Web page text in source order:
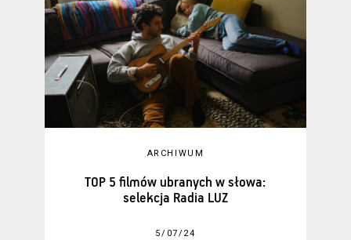
ARCHIWUM
TOP 5 filmów ubranych w słowa:
selekcja Radia LUZ
5/07/24